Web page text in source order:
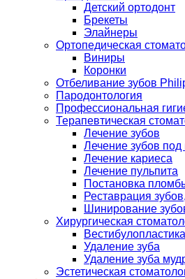
Детский ортодонт
Брекеты
Элайнеры
Ортопедическая
Виниры
Коронки
Отбеливание зубов
Пародонтология
Профессиональная
Терапевтическая
Лечение зубов
Лечение зубов
Лечение кариеса
Лечение пульпита
Постановка
Реставрация
Шинирование
Хирургическая
Вестибулопластика
Удаление зуба
Удаление зуба
Эстетическая